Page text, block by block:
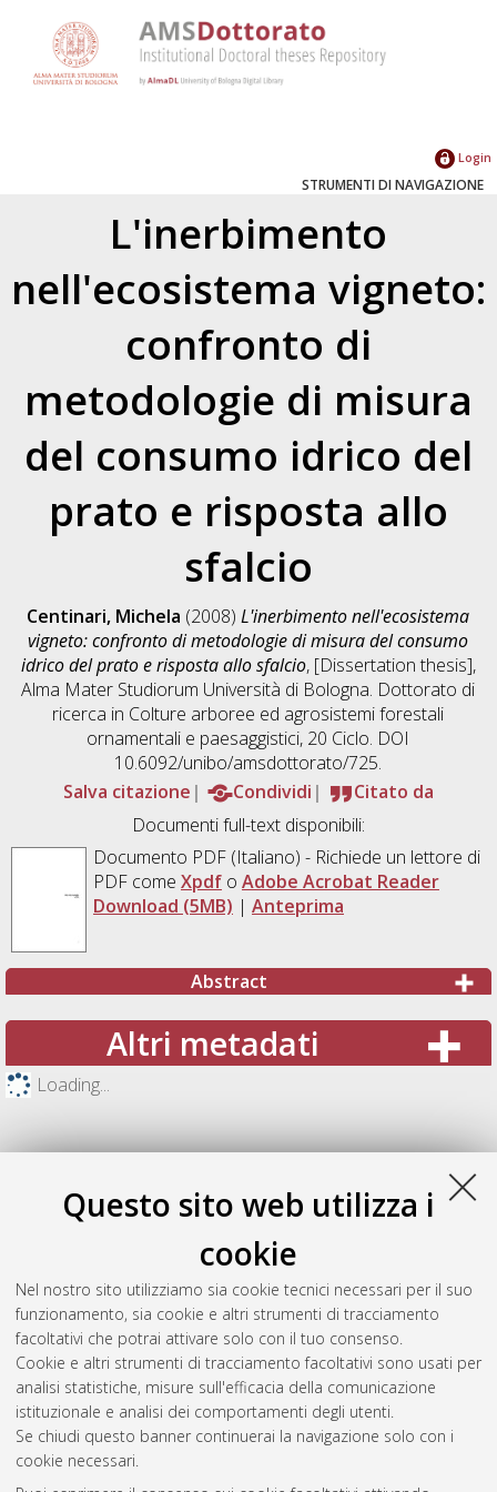
Questo sito web utilizza i
cookie
Nel nostro sito utilizziamo sia cookie tecnici necessari per il suo
funzionamento, sia cookie e altri strumenti di tracciamento
facoltativi che potrai attivare solo con il tuo consenso.
Cookie e altri strumenti di tracciamento facoltativi sono usati per
analisi statistiche, misure sull'efficacia della comunicazione
istituzionale e analisi dei comportamenti degli utenti.
Se chiudi questo banner continuerai la navigazione solo con i
cookie necessari.
Login
STRUMENTI DI NAVIGAZIONE
L'inerbimento
nell'ecosistema vigneto:
confronto di
metodologie di misura
del consumo idrico del
prato e risposta allo
sfalcio
Centinari, Michela (2008)L'inerbimento nell'ecosistema
vigneto: confronto di metodologie di misura del consumo
idrico del prato e risposta allo sfalcio, [Dissertation thesis],
Alma Mater Studiorum Università di Bologna. Dottorato di
ricerca in Colture arboree ed agrosistemi forestali
ornamentali e paesaggistici, 20 Ciclo. DOI
10.6092/unibo/amsdottorato/725.
Salva citazione
Condividi
Citato da
Documenti full-text disponibili:
Documento PDF(Italiano) - Richiede un lettore di
PDF come Xpdfo Adobe Acrobat Reader
Download (5MB) | Anteprima
Abstract
Altri metadati
Loading...
Gestione del documento:
Atom